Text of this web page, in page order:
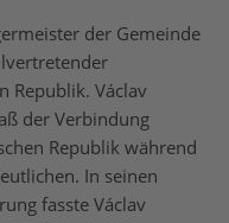
der Gemeinde
Republik. Václav
der Verbindung
Republik während
In seinen
fasste Václav